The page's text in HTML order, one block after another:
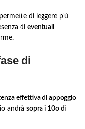
di leggere più
di eventuali
di
effettiva di appoggio
andrà sopra i 10o di